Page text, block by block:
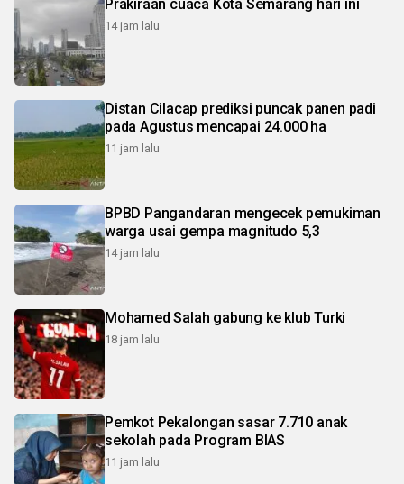
Prakiraan cuaca Kota Semarang hari ini
14 jam lalu
Distan Cilacap prediksi puncak panen padi
pada Agustus mencapai 24.000 ha
11 jam lalu
BPBD Pangandaran mengecek pemukiman
warga usai gempa magnitudo 5,3
14 jam lalu
Mohamed Salah gabung ke klub Turki
18 jam lalu
Pemkot Pekalongan sasar 7.710 anak
sekolah pada Program BIAS
11 jam lalu